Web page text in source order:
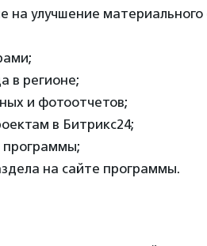
улучшение материального
в регионе;
и фотоотчетов;
в Битрикс24;
программы;
на сайте программы.